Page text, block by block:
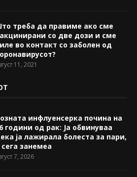
треба да правиме ако сме
со две дози и сме
во контакт со заболен од
11, 2021
инфлуенсерка почина на
години од рак: Ја обвинуваа
ја лажирала болеста за пари,
сега занемеа
7, 2026